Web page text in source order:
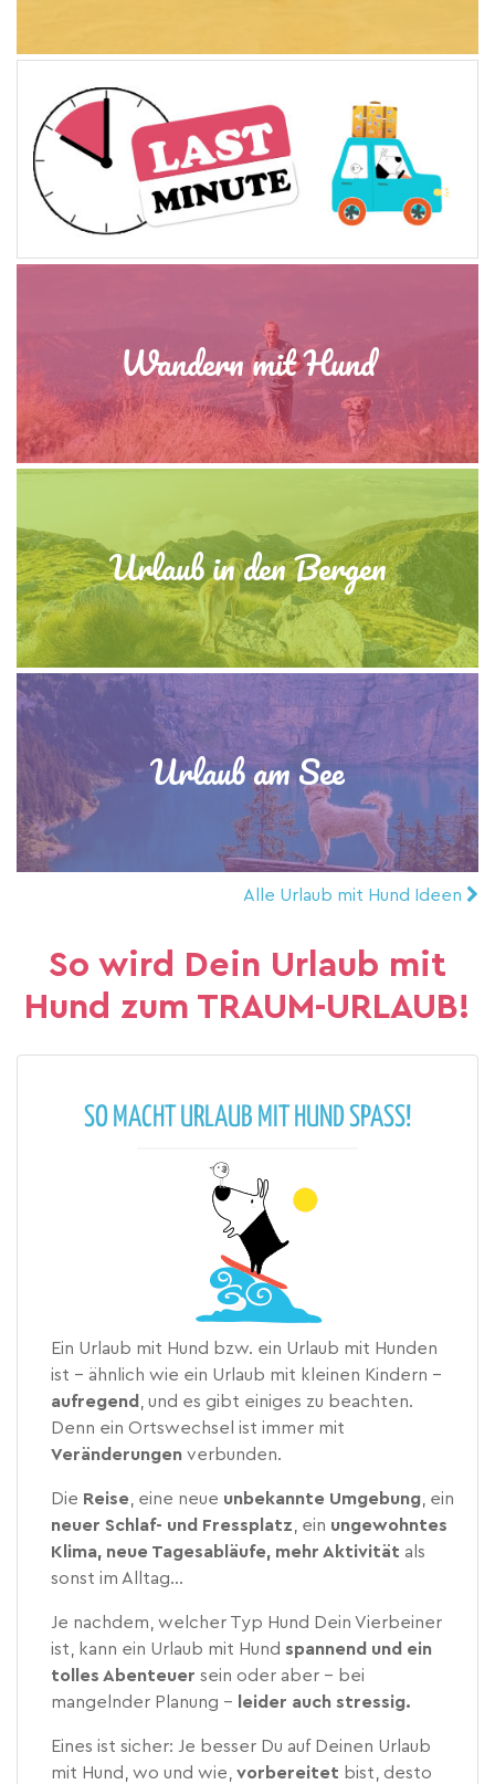
Wandern mit Hund
Urlaub in den Bergen
Urlaub am See
Alle Urlaub mit Hund Ideen
So wird Dein Urlaub mit
Hund zum TRAUM-URLAUB!
SO MACHT URLAUB MIT HUND SPASS!
Ein Urlaub mit Hund bzw. ein Urlaub mit Hunden
ist – ähnlich wie ein Urlaub mit kleinen Kindern –
aufregend , und es gibt einiges zu beachten.
Denn ein Ortswechsel ist immer mit
Veränderungen verbunden.
Die Reise, eine neue unbekannte Umgebung, ein
neuer Schlaf- und Fressplatz, ein ungewohntes
Klima, neue Tagesabläufe, mehr Aktivität als
sonst im Alltag…
Je nachdem, welcher Typ Hund Dein Vierbeiner
ist, kann ein Urlaub mit Hund spannend und ein
tolles Abenteuer sein oder aber – bei
mangelnder Planung –
leider auch stressig.
Eines ist sicher: Je besser Du auf Deinen Urlaub
mit Hund, wo und wie, vorbereitet bist, desto